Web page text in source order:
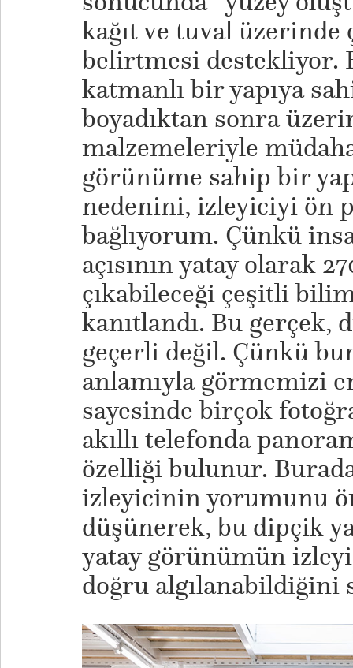
kağıt ve tuval üzerinde
belirtmesi destekliyor.
katmanlı bir yapıya
boyadıktan sonra
malzemeleriyle
görünüme sahip bir
nedenini, izleyiciyi ön
bağlıyorum. Çünkü
açısının yatay olarak
çıkabileceği çeşitli
kanıtlandı. Bu gerçek,
geçerli değil. Çünkü
anlamıyla görmemizi
sayesinde birçok
akıllı telefonda
özelliği bulunur.
izleyicinin yorumunu
düşünerek, bu dipçik
yatay görünümün
doğru algılanabildiğini